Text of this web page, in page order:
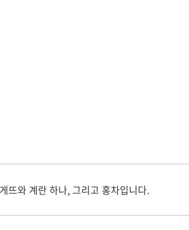
뜨와 계란 하나, 그리고 홍차입니다.